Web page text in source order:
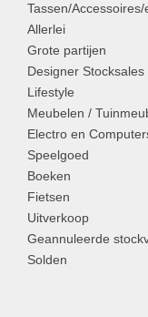
Tassen/Accessoires/
Allerlei
Grote partijen
Designer Stocksales
Lifestyle
Meubelen /
Electro en
Speelgoed
Boeken
Fietsen
Uitverkoop
Geannuleerde
Solden